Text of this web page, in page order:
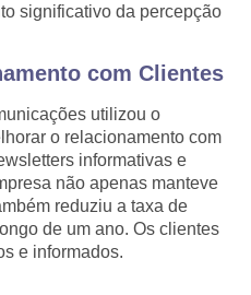
significativo da percepção
com Clientes
utilizou o
o relacionamento com
informativas e
não apenas manteve
reduziu a taxa de
de um ano. Os clientes
e informados.